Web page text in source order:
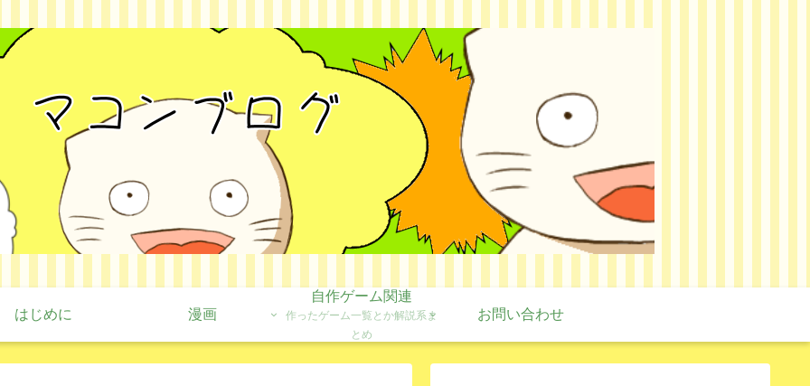
はじめに 漫画
自作ゲーム関連
作ったゲーム一覧とか解説系ま
とめ
お問い合わせ